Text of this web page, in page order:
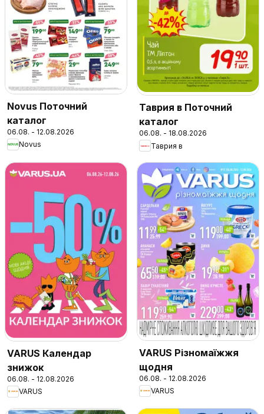
Novus Поточний
каталог
06.08. - 12.08.2026
Novus
Таврия в Поточний
каталог
06.08. - 18.08.2026
Таврия в
VARUS Календар
знижок
06.08. - 12.08.2026
VARUS
VARUS Різномаїжжя
щодня
06.08. - 12.08.2026
VARUS